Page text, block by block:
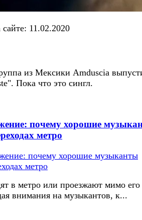
11.02.2020
из Мексики Amduscia
Пока что это сингл.
почему хорошие
метро
в метро или проезжают мимо его
внимания на музыкантов, к...